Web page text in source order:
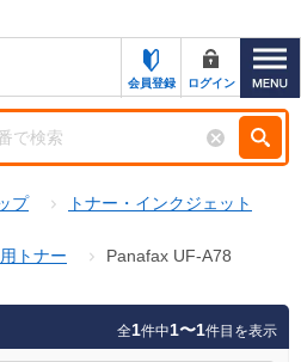
ン一覧
会員登録 ログイン
プ
トナー・インクジェット
トナー
Panafax UF-A78
全1件中1〜1件目を表示